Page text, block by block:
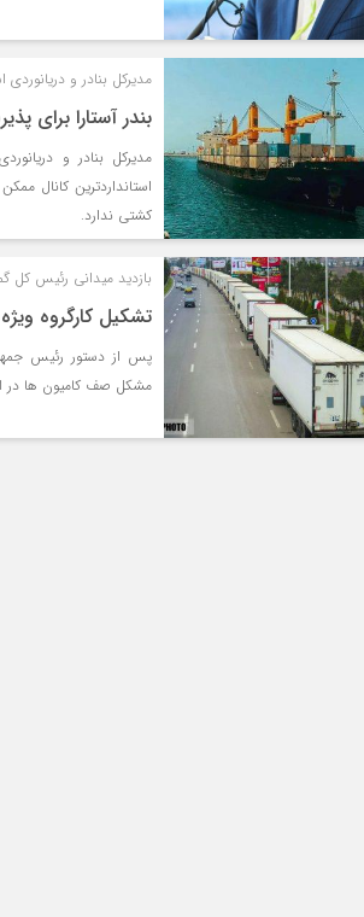
مدیرکل بنادر و دریانوردی
بندر آستارا برای
مدیرکل بنادر و
استانداردترین کانال
کشتی ندارد.
بازدید میدانی رئیس کل
تشکیل کارگروه
پس از دستور رئیس
مشکل صف کامیون ها در